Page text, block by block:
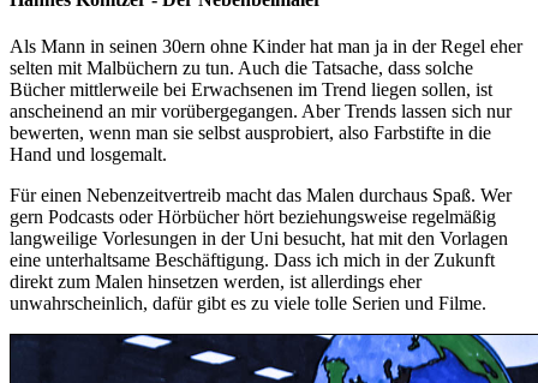
Als Mann in seinen 30ern ohne Kinder hat man ja in der Regel eher
selten mit Malbüchern zu tun. Auch die Tatsache, dass solche
Bücher mittlerweile bei Erwachsenen im Trend liegen sollen, ist
anscheinend an mir vorübergegangen. Aber Trends lassen sich nur
bewerten, wenn man sie selbst ausprobiert, also Farbstifte in die
Hand und losgemalt.
Für einen Nebenzeitvertreib macht das Malen durchaus Spaß. Wer
gern Podcasts oder Hörbücher hört beziehungsweise regelmäßig
langweilige Vorlesungen in der Uni besucht, hat mit den Vorlagen
eine unterhaltsame Beschäftigung. Dass ich mich in der Zukunft
direkt zum Malen hinsetzen werden, ist allerdings eher
unwahrscheinlich, dafür gibt es zu viele tolle Serien und Filme.